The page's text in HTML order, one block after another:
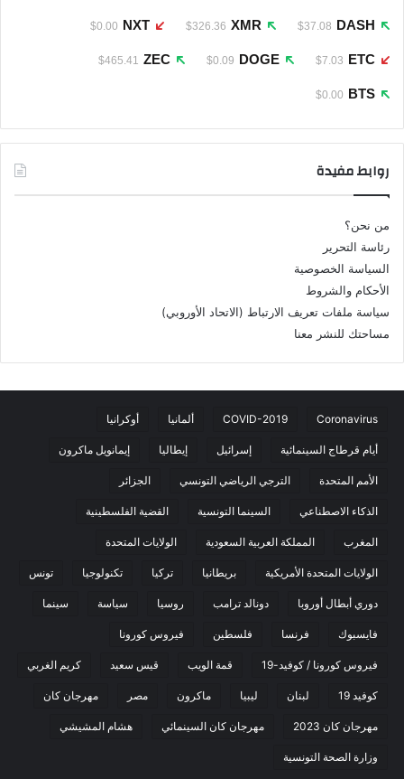
DASH
$37.08
XMR
$326.36
NXT
$0.00
ETC
$7.03
DOGE
$0.09
ZEC
$465.41
BTS
$0.00
روابط مفيدة
من نحن؟
رئاسة التحرير
السياسة الخصوصية
الأحكام والشروط
سياسة ملفات تعريف الارتباط (الاتحاد الأوروبي)
مساحتك للنشر معنا
Coronavirus
COVID-2019 ألمانيا أوكرانيا
أيام قرطاج السينمائية إسرائيل إيطاليا إيمانويل ماكرون
الأمم المتحدة الترجي الرياضي التونسي الجزائر
الذكاء الاصطناعي السينما التونسية القضية الفلسطينية
المغرب المملكة العربية السعودية الولايات المتحدة
الولايات المتحدة الأمريكية بريطانيا تركيا تكنولوجيا تونس
دوري أبطال أوروبا دونالد ترامب روسيا سياسة سينما
فايسبوك فرنسا فلسطين فيروس كورونا
فيروس كورونا / كوفيد-19 قمة الويب قيس سعيد كريم الغربي
كوفيد 19 لبنان ليبيا ماكرون مصر مهرجان كان
مهرجان كان 2023 مهرجان كان السينمائي هشام المشيشي
وزارة الصحة التونسية